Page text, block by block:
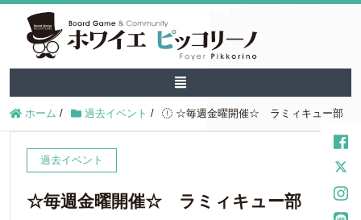
ホーム / 過去イベント / ☆毎週金曜開催☆ ラミィキュー部
過去イベント
☆毎週金曜開催☆ ラミィキュー部